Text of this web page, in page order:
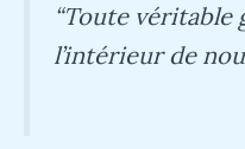
“Toute véritable
l’intérieur de